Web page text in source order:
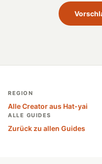
REGION
Alle Creator aus Hat-yai
ALLE GUIDES
Zurück zu allen Guides